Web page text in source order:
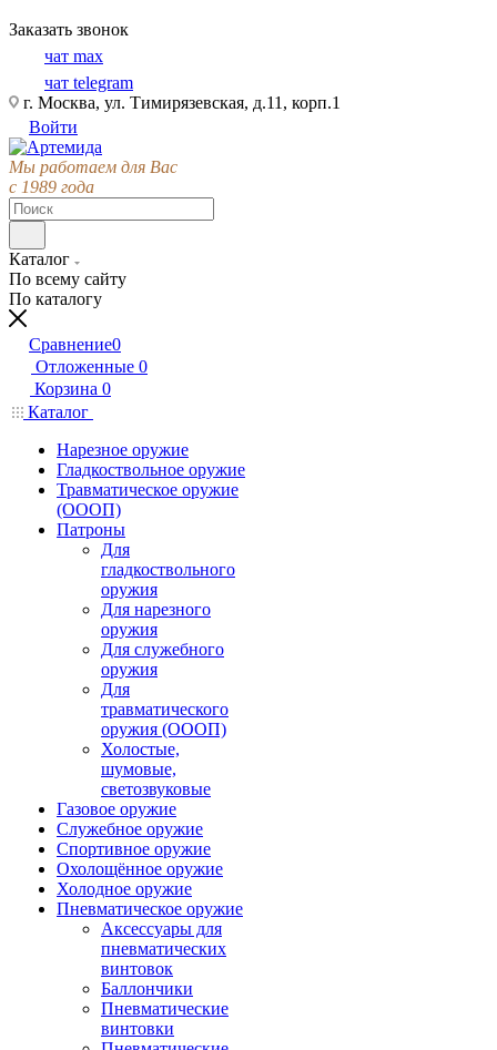
Заказать звонок
чат max
чат telegram
г. Москва, ул. Тимирязевская, д.11, корп.1
Войти
Мы работаем для Вас
с 1989 года
Каталог
По всему сайту
По каталогу
Сравнение0
Отложенные 0
Корзина 0
Каталог
Нарезное оружие
Гладкоствольное оружие
Травматическое оружие
(ОООП)
Патроны
Для
гладкоствольного
оружия
Для нарезного
оружия
Для служебного
оружия
Для
травматического
оружия (ОООП)
Холостые,
шумовые,
светозвуковые
Газовое оружие
Служебное оружие
Спортивное оружие
Охолощённое оружие
Холодное оружие
Пневматическое оружие
Аксессуары для
пневматических
винтовок
Баллончики
Пневматические
винтовки